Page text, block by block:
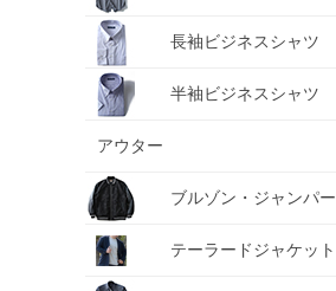
長袖ビジネスシャツ
半袖ビジネスシャツ
アウター
ブルゾン・ジャンパー
テーラードジャケット